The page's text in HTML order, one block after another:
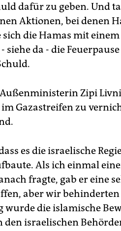
dafür zu geben. Und
Aktionen, bei denen
die Hamas mit
siehe da - die
Zipi
Gazastreifen zu
es die israelische
Als ich einmal
fragte, gab er eine
aber wir
wurde die islamische
den israelischen